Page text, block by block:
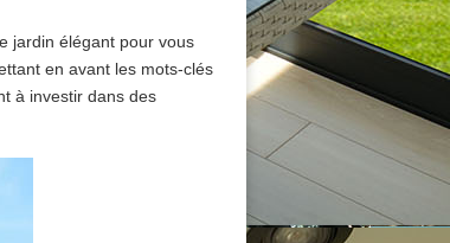
jardin élégant pour vous
en avant les mots-clés
à investir dans des